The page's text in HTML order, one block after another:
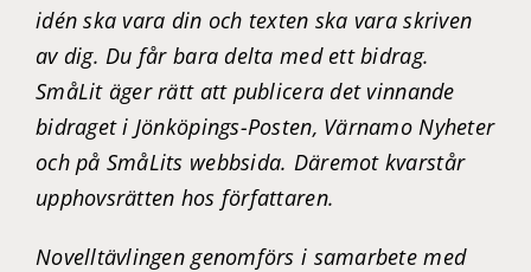
idén ska vara din och texten ska vara skriven
av dig. Du får bara delta med ett bidrag.
SmåLit äger rätt att publicera det vinnande
bidraget i Jönköpings-Posten, Värnamo Nyheter
och på SmåLits webbsida. Däremot kvarstår
upphovsrätten hos författaren.
Novelltävlingen genomförs i samarbete med